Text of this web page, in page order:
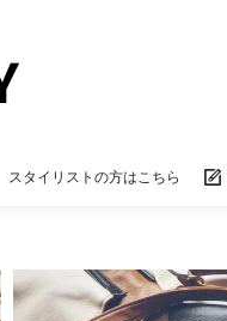
スタイリストの方はこちら